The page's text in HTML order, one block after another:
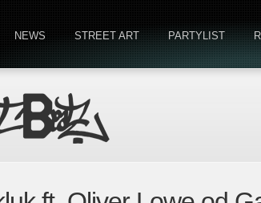
NEWS STREET ART PARTYLIST